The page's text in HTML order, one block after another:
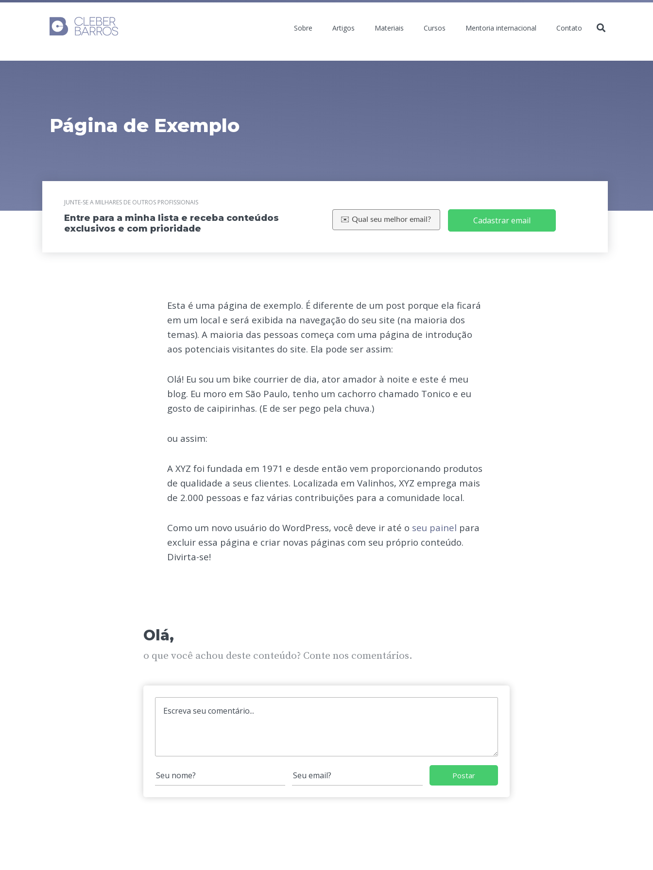
Sobre Artigos Materiais Cursos Mentoria internacional Contato
Página de Exemplo
JUNTE-SE A MILHARES DE OUTROS PROFISSIONAIS
Entre para a minha lista e receba conteúdos
exclusivos e com prioridade
Cadastrar email
Esta é uma página de exemplo. É diferente de um post porque ela ficará
em um local e será exibida na navegação do seu site (na maioria dos
temas). A maioria das pessoas começa com uma página de introdução
aos potenciais visitantes do site. Ela pode ser assim:
Olá! Eu sou um bike courrier de dia, ator amador à noite e este é meu
blog. Eu moro em São Paulo, tenho um cachorro chamado Tonico e eu
gosto de caipirinhas. (E de ser pego pela chuva.)
ou assim:
A XYZ foi fundada em 1971 e desde então vem proporcionando produtos
de qualidade a seus clientes. Localizada em Valinhos, XYZ emprega mais
de 2.000 pessoas e faz várias contribuições para a comunidade local.
Como um novo usuário do WordPress, você deve ir até o seu painel para
excluir essa página e criar novas páginas com seu próprio conteúdo.
Divirta-se!
Olá,
o que você achou deste conteúdo? Conte nos comentários.